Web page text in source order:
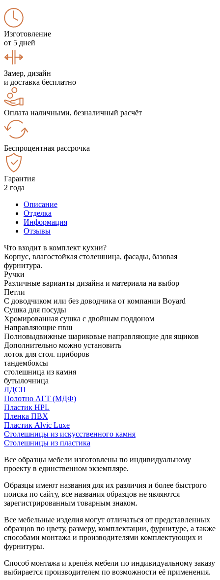
Изготовление
от 5 дней
Замер, дизайн
и доставка бесплатно
Оплата наличными, безналичный расчёт
Беспроцентная рассрочка
Гарантия
2 года
Описание
Отделка
Информация
Отзывы
Что входит в комплект кухни?
Корпус, влагостойкая столешница, фасады, базовая
фурнитура.
Ручки
Различные варианты дизайна и материала на выбор
Петли
С доводчиком или без доводчика от компании Boyard
Сушка для посуды
Хромированная сушка с двойным поддоном
Направляющие пвш
Полновыдвижные шариковые направляющие для ящиков
Дополнительно можно установить
лоток для стол. приборов
тандембоксы
столешница из камня
бутылочница
ЛДСП
Полотно АГТ (МДФ)
Пластик HPL
Пленка ПВХ
Пластик Alvic Luxe
Столешницы из искусственного камня
Столешницы из пластика
Все образцы мебели изготовлены по индивидуальному
проекту в единственном экземпляре.
Образцы имеют названия для их различия и более быстрого
поиска по сайту, все названия образцов не являются
зарегистрированным товарным знаком.
Все мебельные изделия могут отличаться от представленных
образцов по цвету, размеру, комплектации, фурнитуре, а также
способами монтажа и производителями комплектующих и
фурнитуры.
Способ монтажа и крепёж мебели по индивидуальному заказу
выбирается производителем по возможности её применения.